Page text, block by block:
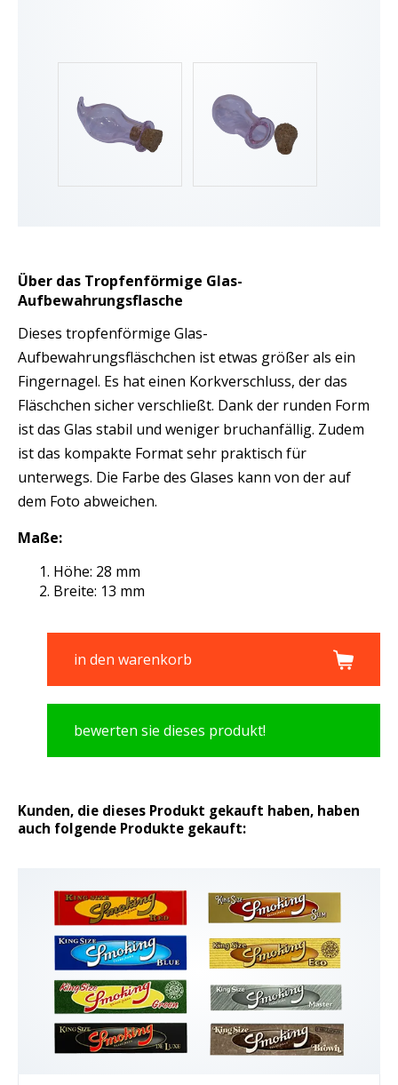
Über das Tropfenförmige Glas-
Aufbewahrungsflasche
Dieses tropfenförmige Glas-
Aufbewahrungsfläschchen ist etwas größer als ein
Fingernagel. Es hat einen Korkverschluss, der das
Fläschchen sicher verschließt. Dank der runden Form
ist das Glas stabil und weniger bruchanfällig. Zudem
ist das kompakte Format sehr praktisch für
unterwegs. Die Farbe des Glases kann von der auf
dem Foto abweichen.
Maße:
Höhe: 28 mm
Breite: 13 mm
in den warenkorb
bewerten sie dieses produkt!
Kunden, die dieses Produkt gekauft haben, haben
auch folgende Produkte gekauft: